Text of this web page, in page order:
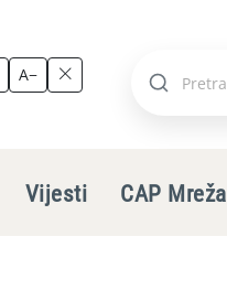
A−
Pretraži
Vijesti CAP Mreža